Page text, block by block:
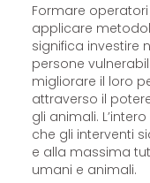
Formare
applicare
significa investire
persone
migliorare il loro
attraverso il
gli animali.
che gli interventi
e alla massima
umani e animali.